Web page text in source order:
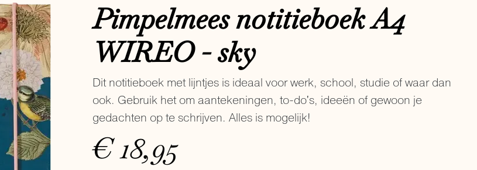
Pimpelmees notitieboek A4
WIREO - sky
Dit notitieboek met lijntjes is ideaal voor werk, school, studie of waar dan
ook. Gebruik het om aantekeningen, to-do's, ideeën of gewoon je
gedachten op te schrijven. Alles is mogelijk!
€18,95